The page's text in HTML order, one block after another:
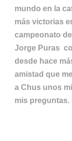
mundo en la
más victorias
campeonato
Jorge Puras
desde hace
amistad que
a Chus unos
mis preguntas.